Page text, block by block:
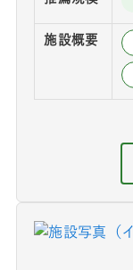
施設概要